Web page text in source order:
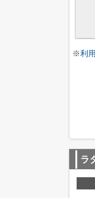
※利
ラ